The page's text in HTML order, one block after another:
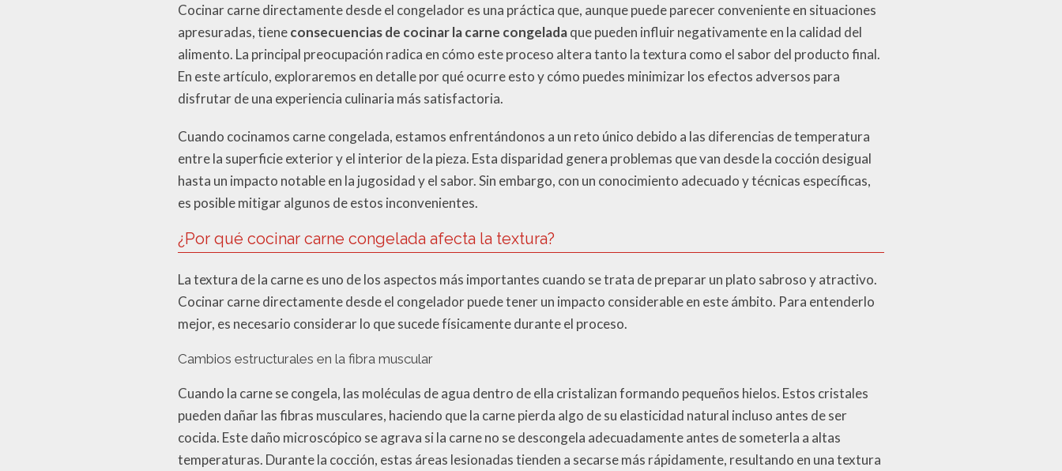
Cocinar carne directamente desde el congelador es una práctica que, aunque puede parecer conveniente en situaciones
apresuradas, tieneconsecuencias de cocinar la carne congeladaque pueden influir negativamente en la calidad del
alimento. La principal preocupación radica en cómo este proceso altera tanto la textura como el sabor del producto final.
En este artículo, exploraremos en detalle por qué ocurre esto y cómo puedes minimizar los efectos adversos para
disfrutar de una experiencia culinaria más satisfactoria.
Cuando cocinamos carne congelada, estamos enfrentándonos a un reto único debido a las diferencias de temperatura
entre la superficie exterior y el interior de la pieza. Esta disparidad genera problemas que van desde la cocción desigual
hasta un impacto notable en la jugosidad y el sabor. Sin embargo, con un conocimiento adecuado y técnicas específicas,
es posible mitigar algunos de estos inconvenientes.
¿Por qué cocinar carne congelada afecta la textura?
La textura de la carne es uno de los aspectos más importantes cuando se trata de preparar un plato sabroso y atractivo.
Cocinar carne directamente desde el congelador puede tener un impacto considerable en este ámbito. Para entenderlo
mejor, es necesario considerar lo que sucede físicamente durante el proceso.
Cambios estructurales en la fibra muscular
Cuando la carne se congela, las moléculas de agua dentro de ella cristalizan formando pequeños hielos. Estos cristales
pueden dañar las fibras musculares, haciendo que la carne pierda algo de su elasticidad natural incluso antes de ser
cocida. Este daño microscópico se agrava si la carne no se descongela adecuadamente antes de someterla a altas
temperaturas. Durante la cocción, estas áreas lesionadas tienden a secarse más rápidamente, resultando en una textura